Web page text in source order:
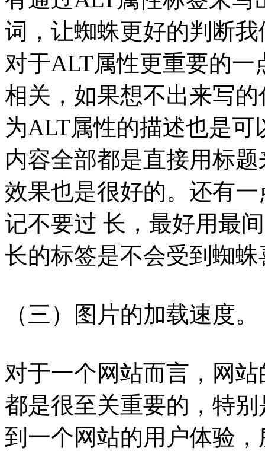
词，让蜘蛛更好的判断
对于ALT属性更重要的
相关，如果想不出来写
为ALT属性的描述也是
内容全部都是直接用标
效果也是很好的。还有
记不要过 长，最好用最
长的标签是不会受到蜘
（三）图片的加载速度。
对于一个网站而言，网
都是很至关重要的，特
到一个网站的用户体验